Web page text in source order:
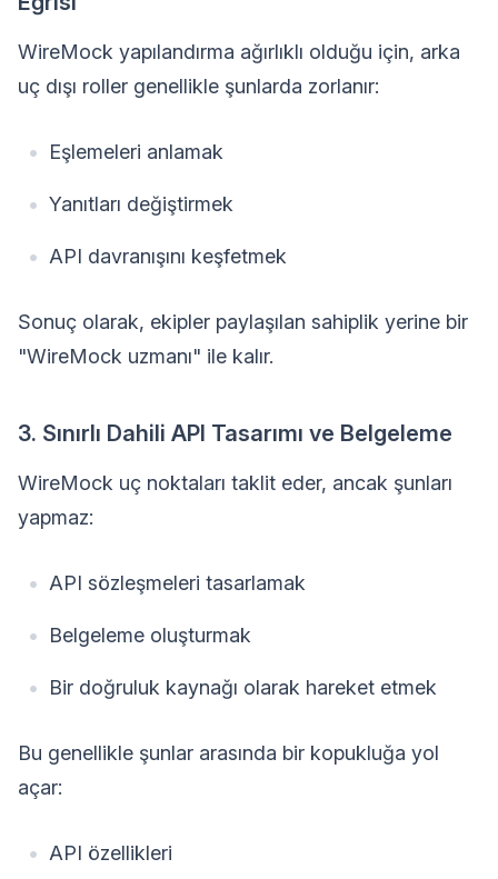
WireMock yapılandırma ağırlıklı olduğu için, arka
uç dışı roller genellikle şunlarda zorlanır:
Eşlemeleri anlamak
Yanıtları değiştirmek
API davranışını keşfetmek
Sonuç olarak, ekipler paylaşılan sahiplik yerine bir
"WireMock uzmanı" ile kalır.
3. Sınırlı Dahili API Tasarımı ve Belgeleme
WireMock uç noktaları taklit eder, ancak şunları
yapmaz:
API sözleşmeleri tasarlamak
Belgeleme oluşturmak
Bir doğruluk kaynağı olarak hareket etmek
Bu genellikle şunlar arasında bir kopukluğa yol
açar:
API özellikleri